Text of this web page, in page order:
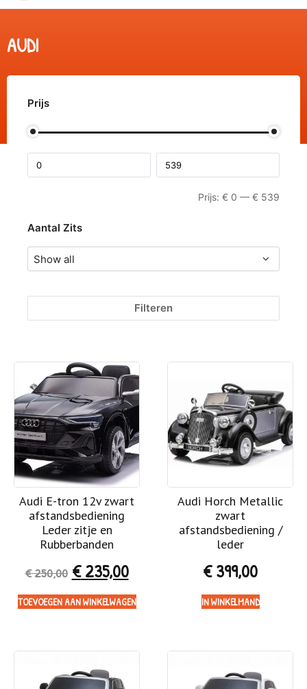
AUDI
Prijs
Prijs: € 0 — € 539
Aantal Zits
Filteren
Audi E-tron 12v zwart
afstandsbediening
Leder zitje en
Rubberbanden
€250,00 €235,00
TOEVOEGEN AAN WINKELWAGEN
Audi Horch Metallic
zwart
afstandsbediening /
leder
€399,00
IN WINKELMAND